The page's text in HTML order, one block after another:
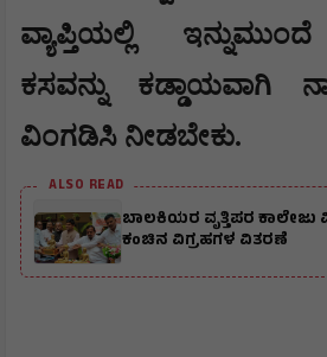
ವ್ಯಾಪ್ತಿಯಲ್ಲಿ
ಕಸವನ್ನು ಕಡ್ಡಾಯವಾಗಿ
ವಿಂಗಡಿಸಿ ನೀಡಬೇಕು.
ALSO READ
ಬಾಲಕಿಯರ ವೃತ್ತಿಪರ ಕಾಲೇಜು
ಕಂಚಿನ ವಿಗ್ರಹಗಳ ವಿತರಣೆ